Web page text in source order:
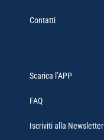
Contatti
Scarica l’APP
FAQ
Iscriviti alla Newsletter